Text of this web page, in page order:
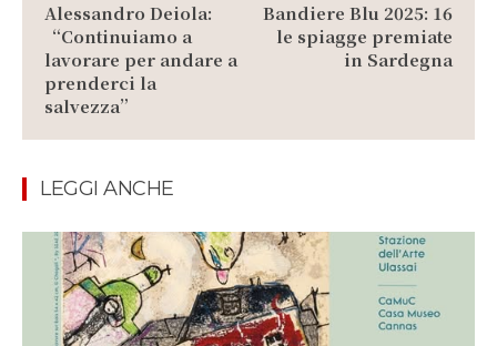
Alessandro Deiola:
“Continuiamo a
lavorare per andare a
prenderci la
salvezza”
Bandiere Blu 2025: 16
le spiagge premiate
in Sardegna
LEGGI ANCHE